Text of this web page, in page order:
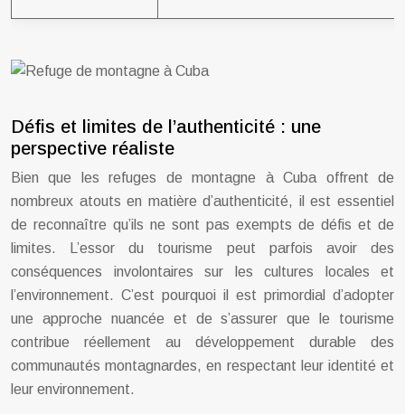
Défis et limites de l’authenticité : une
perspective réaliste
Bien que les refuges de montagne à Cuba offrent de
nombreux atouts en matière d’authenticité, il est essentiel
de reconnaître qu’ils ne sont pas exempts de défis et de
limites. L’essor du tourisme peut parfois avoir des
conséquences involontaires sur les cultures locales et
l’environnement. C’est pourquoi il est primordial d’adopter
une approche nuancée et de s’assurer que le tourisme
contribue réellement au développement durable des
communautés montagnardes, en respectant leur identité et
leur environnement.